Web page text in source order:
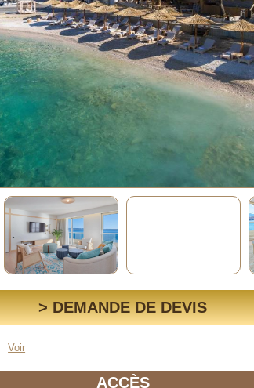
> DEMANDE DE DEVIS
Voir
ACCÈS